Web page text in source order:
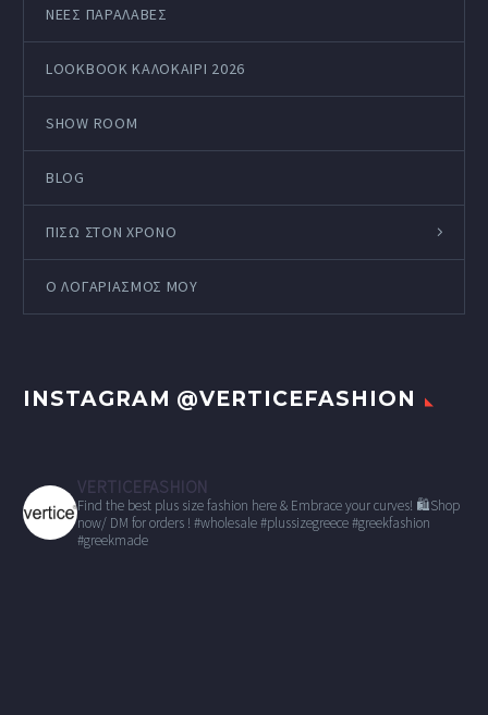
ΝΕΕΣ ΠΑΡΑΛΑΒΕΣ
LOOKBOOK ΚΑΛΟΚΑΊΡΙ 2026
SHOW ROOM
BLOG
ΠΙΣΩ ΣΤΟΝ ΧΡΟΝΟ
Ο ΛΟΓΑΡΙΑΣΜΌΣ ΜΟΥ
INSTAGRAM @VERTICEFASHION
VERTICEFASHION
Find the best plus size fashion here & Embrace your curves! 🛍Shop
now/ DM for orders ! #wholesale#plussizegreece #greekfashion
#greekmade